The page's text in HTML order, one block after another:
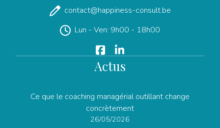
contact@happiness-consult.be
Lun - Ven: 9h00 - 18h00
Actus
Ce que le coaching managérial outillant change
concrètement
26/05/2026